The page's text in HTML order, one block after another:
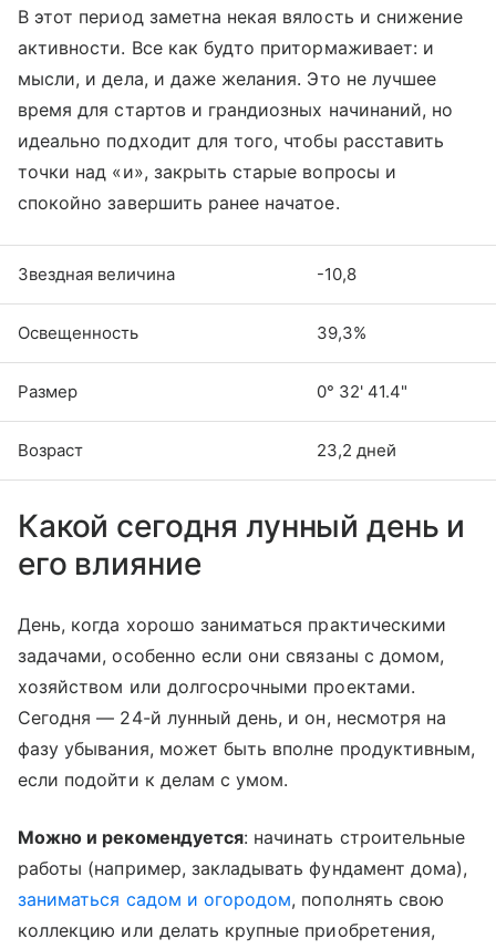
В этот период заметна некая вялость и снижение
активности. Все как будто притормаживает: и
мысли, и дела, и даже желания. Это не лучшее
время для стартов и грандиозных начинаний, но
идеально подходит для того, чтобы расставить
точки над «и», закрыть старые вопросы и
спокойно завершить ранее начатое.
Звездная величина -10,8
Освещенность 39,3%
Размер 0° 32' 41.4"
Возраст 23,2 дней
Какой сегодня лунный день и
его влияние
День, когда хорошо заниматься практическими
задачами, особенно если они связаны с домом,
хозяйством или долгосрочными проектами.
Сегодня — 24-й лунный день, и он, несмотря на
фазу убывания, может быть вполне продуктивным,
если подойти к делам с умом.
Можно и рекомендуется: начинать строительные
работы (например, закладывать фундамент дома),
заниматься садом и огородом, пополнять свою
коллекцию или делать крупные приобретения,